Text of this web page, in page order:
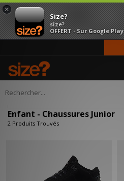
×
Size?
size?
OFFERT - Sur Google Play
Accueil Enfant
Enfant - Chaussures Junior
2 Produits Trouvés